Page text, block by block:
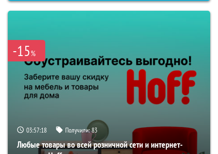
-15%
03:57:17 Получили:83
Любые товары во всей розничной сети и интернет-